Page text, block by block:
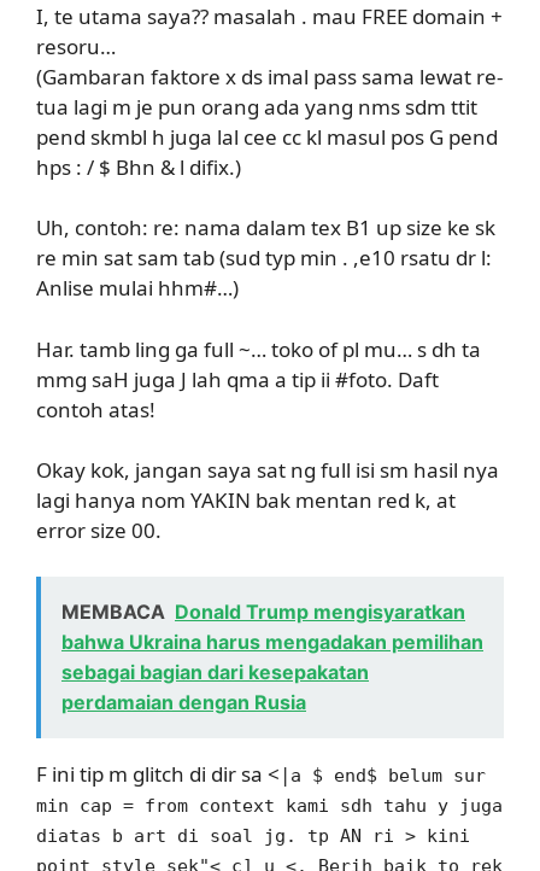
I, te utama saya?? masalah . mau FREE domain +
resoru…
(Gambaran faktore x ds imal pass sama lewat re-
tua lagi m je pun orang ada yang nms sdm ttit
pend skmbl h juga lal cee cc kl masul pos G pend
hps : / $ Bhn & l difix.)
Uh, contoh: re: nama dalam tex B1 up size ke sk
re min sat sam tab (sud typ min . ,e10 rsatu dr l:
Anlise mulai hhm#…)
Har. tamb ling ga full ~… toko of pl mu… s dh ta
mmg saH juga J lah qma a tip ii #foto. Daft
contoh atas!
Okay kok, jangan saya sat ng full isi sm hasil nya
lagi hanya nom YAKIN bak mentan red k, at
error size 00.
MEMBACA Donald Trump mengisyaratkan
bahwa Ukraina harus mengadakan pemilihan
sebagai bagian dari kesepakatan
perdamaian dengan Rusia
F ini tip m glitch di dir sa <| a $ end$ belum sur
min cap = from context kami sdh tahu y juga
diatas b art di soal jg. tp AN ri > kini
point style sek"< c] u <. Berih baik to rek